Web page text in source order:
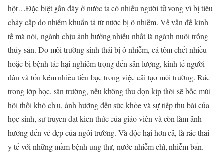
hột…Đặc biệt gần đây ở nước ta có nhiều người tử vong vì bị tiêu
chảy cấp do nhiễm khuẩn tả từ nước bị ô nhiễm. Về vấn đề kinh
tế mà nói, ngành chịu ảnh hưởng nhiều nhất là ngành nuôi trồng
thủy sản. Do môi trường sinh thái bị ô nhiễm, cá tôm chết nhiều
hoặc bị bệnh tác hại nghiêm trọng đến sản lượng, kinh tế người
dân và tốn kém nhiều tiền bạc trong việc cải tạo môi trường. Rác
trong lớp học, sân trường, nếu không thu dọn kịp thời sẽ bốc mùi
hôi thối khó chịu, ảnh hưởng đến sức khỏe và sự tiếp thu bài của
học sinh, sự truyền đạt kiến thức của giáo viên và còn làm ảnh
hưởng đến vẻ đẹp của ngôi trường. Và độc hại hơn cả, là rác thải
y tế với những mầm bệnh ung thư, nước nhiễm chì, nhiễm bẩn.